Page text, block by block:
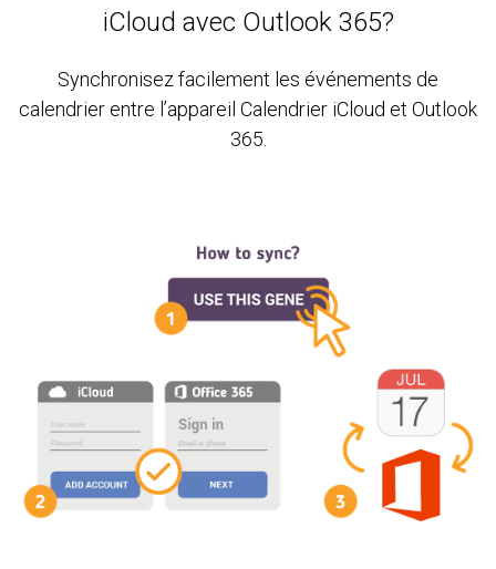
iCloud avec Outlook 365?
Synchronisez facilement les événements de
calendrier entre l’appareil Calendrier iCloud et Outlook
365.